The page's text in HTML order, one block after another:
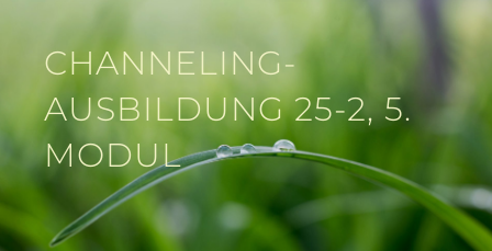
CHANNELING-
AUSBILDUNG 25-2, 5.
MODUL